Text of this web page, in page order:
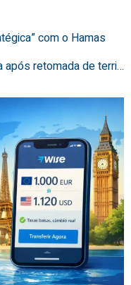
com o Hamas
após retomada de terri…